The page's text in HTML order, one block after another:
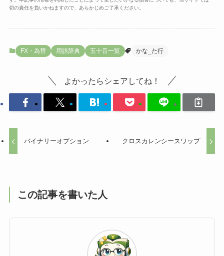
切の責任を負いかねますので、あらかじめご了承ください。
FX・為替 用語辞典 五十音一覧 かな_た行
よかったらシェアしてね！
バイナリーオプション クロスカレンシースワップ
この記事を書いた人